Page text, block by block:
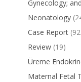
Gynecology;
Neonatology
Case Report
Review (19)
Üreme
Maternal Fetal